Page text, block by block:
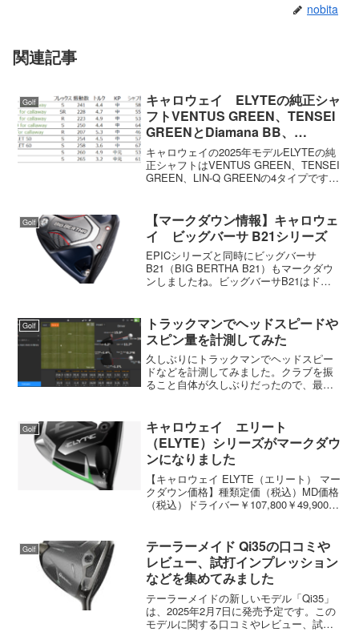
nobita
関連記事
Golf
キャロウェイ ELYTEの純正シャ
フトVENTUS GREEN、TENSEI
GREENとDiamana BB、
SPEEDER NX VILOの振動数を測
ってみました
キャロウェイの2025年モデルELYTEの純
正シャフトはVENTUS GREEN、TENSEI
GREEN、LIN-Q GREENの4タイプです。
Golf
【マークダウン情報】キャロウェ
イ ビッグバーサ B21シリーズ
EPICシリーズと同時にビッグバーサ
B21（BIG BERTHA B21）もマークダウ
ンしましたね。ビッグバーサB21はドロ
ドローバイアス系ですが、重量が...
Golf
トラックマンでヘッドスピードや
スピン量を計測してみた
久しぶりにトラックマンでヘッドスピー
ドなどを計測してみました。クラブを振
ること自体が久しぶりだったので、最初
たので、柔軟体操をして素振りをしてか
ら振ってみたら35は...
Golf
キャロウェイ エリート
（ELYTE）シリーズがマークダウ
ンになりました
【キャロウェイ ELYTE（エリート） マー
クダウン価格】種類定価（税込）MD価格
（税込）ドライバー￥107,800￥49,900フ
（純正カーボン...
Golf
テーラーメイド Qi35の口コミや
レビュー、試打インプレッション
などを集めてみました
テーラーメイドの新しいモデル「Qi35」
は、2025年2月7日に発売予定です。この
モデルに関する口コミやレビュー、試打